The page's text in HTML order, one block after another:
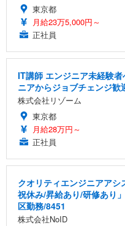
東京都
月給23万5,000円～
正社員
IT講師 エンジニア未経験
ニアからジョブチェンジ歓
株式会社リゾーム
東京都
月給28万円～
正社員
クオリティエンジニアア
祝休み/昇給あり/研修あり
区勤務/8451
株式会社NoID